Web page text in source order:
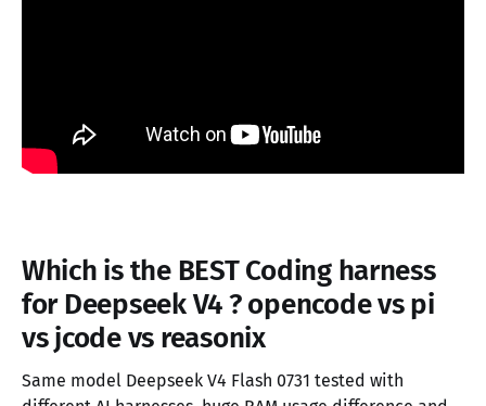
Which is the BEST Coding harness
for Deepseek V4 ? opencode vs pi
vs jcode vs reasonix
Same model Deepseek V4 Flash 0731 tested with